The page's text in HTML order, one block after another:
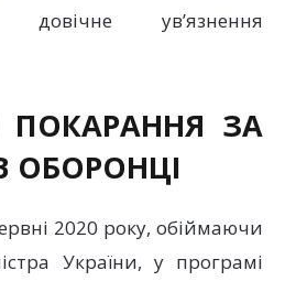
ув’язнення
ЗА
ОБОРОНЦІ
2020 року, обіймаючи
України, у програмі